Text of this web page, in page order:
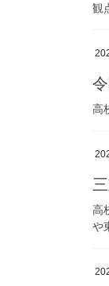
観
高
高
や